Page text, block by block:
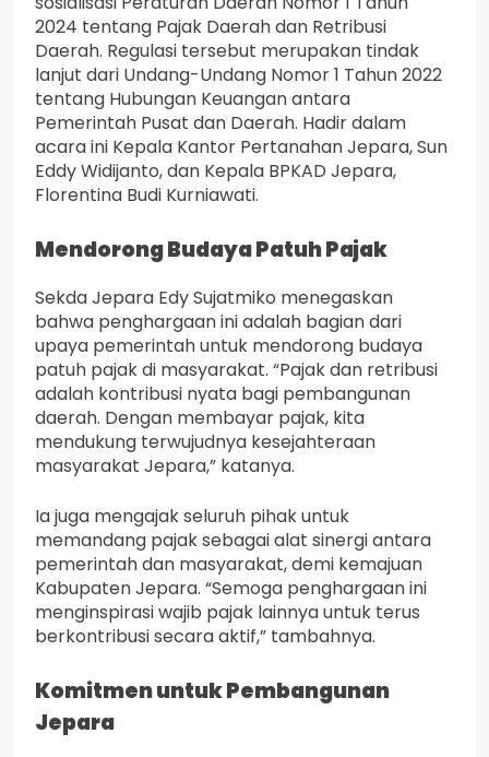
2024 tentang Pajak Daerah dan Retribusi
Daerah. Regulasi tersebut merupakan tindak
lanjut dari Undang-Undang Nomor 1 Tahun 2022
tentang Hubungan Keuangan antara
Pemerintah Pusat dan Daerah. Hadir dalam
acara ini Kepala Kantor Pertanahan Jepara, Sun
Eddy Widijanto, dan Kepala BPKAD Jepara,
Florentina Budi Kurniawati.
Mendorong Budaya Patuh Pajak
Sekda Jepara Edy Sujatmiko menegaskan
bahwa penghargaan ini adalah bagian dari
upaya pemerintah untuk mendorong budaya
patuh pajak di masyarakat. “Pajak dan retribusi
adalah kontribusi nyata bagi pembangunan
daerah. Dengan membayar pajak, kita
mendukung terwujudnya kesejahteraan
masyarakat Jepara,” katanya.
Ia juga mengajak seluruh pihak untuk
memandang pajak sebagai alat sinergi antara
pemerintah dan masyarakat, demi kemajuan
Kabupaten Jepara. “Semoga penghargaan ini
menginspirasi wajib pajak lainnya untuk terus
berkontribusi secara aktif,” tambahnya.
Komitmen untuk Pembangunan
Jepara